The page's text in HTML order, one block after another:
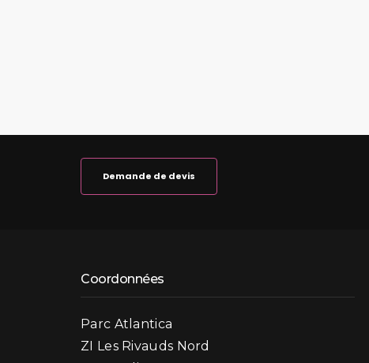
Demande de devis
Coordonnées
Parc Atlantica
ZI Les Rivauds Nord